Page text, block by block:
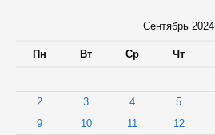
Сентябрь 2024
Пн Вт Ср Чт
2
3 4 5
9
10 11 12